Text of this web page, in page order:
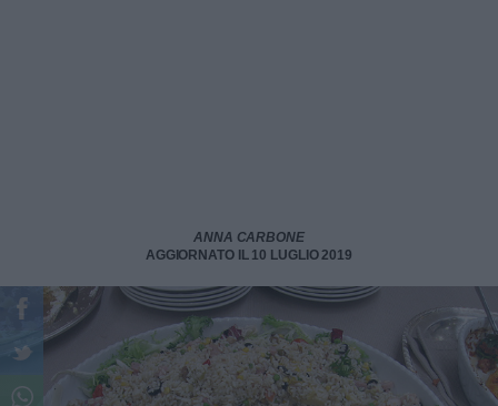
ANNA CARBONE
AGGIORNATO IL 10 LUGLIO 2019